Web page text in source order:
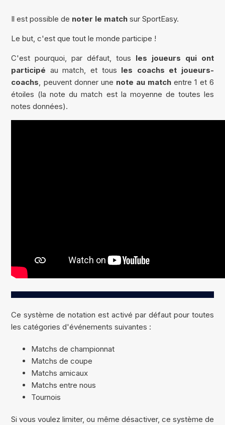
Il est possible de noter le match sur SportEasy.
Le but, c'est que tout le monde participe !
C'est pourquoi, par défaut, tous les joueurs qui ont
participé au match, et tous les coachs et joueurs-
coachs, peuvent donner une note au match entre 1 et 6
étoiles (la note du match est la moyenne de toutes les
notes données).
Ce système de notation est activé par défaut pour toutes
les catégories d'événements suivantes :
Matchs de championnat
Matchs de coupe
Matchs amicaux
Matchs entre nous
Tournois
Si vous voulez limiter, ou même désactiver, ce système de